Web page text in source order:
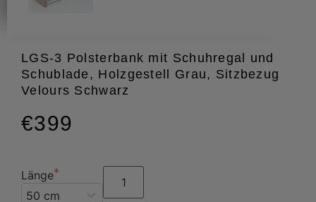
LGS-3 Polsterbank mit Schuhregal und
Schublade, Holzgestell Grau, Sitzbezug
Velours Schwarz
€399
Länge